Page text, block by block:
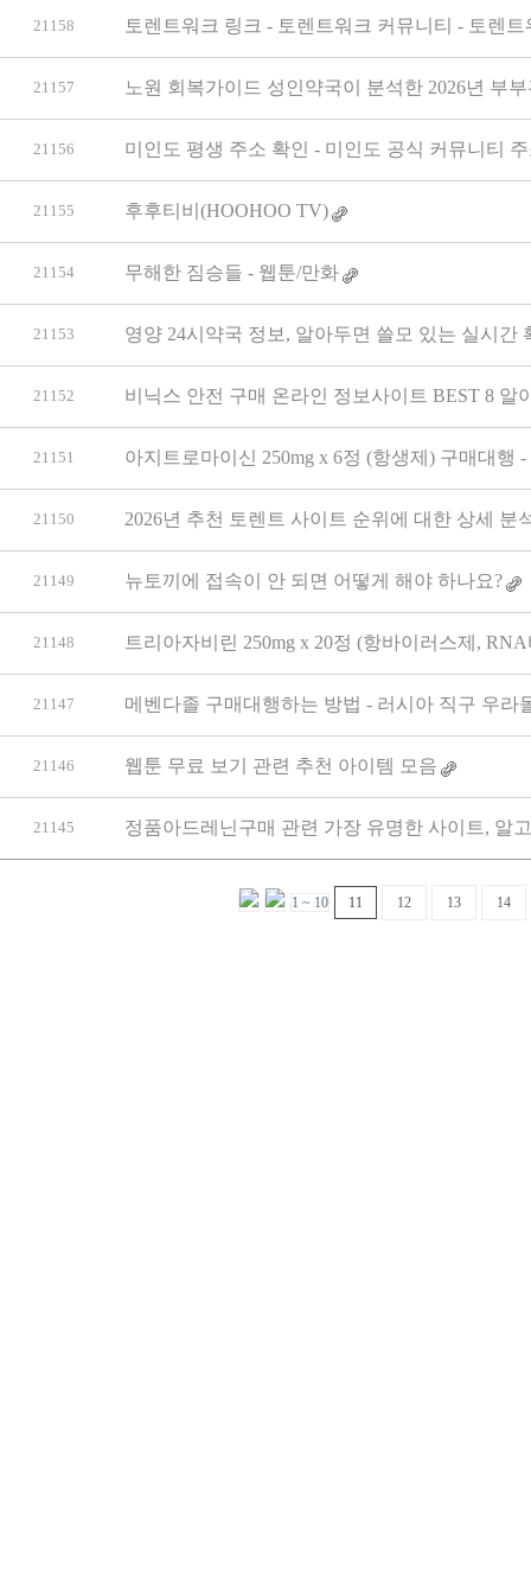
21158 토렌트워크 링크 - 토렌트워크 커뮤니티 - 토렌
21157 노원 회복가이드 성인약국이 분석한 2026년 부
21156 미인도 평생 주소 확인 - 미인도 공식 커뮤니티
21155 후후티비(HOOHOO TV)
21154 무해한 짐승들 - 웹툰/만화
21153 영양 24시약국 정보, 알아두면 쓸모 있는 실시간
21152 비닉스 안전 구매 온라인 정보사이트 BEST 8 알
21151 아지트로마이신 250mg x 6정 (항생제) 구매대행
21150 2026년 추천 토렌트 사이트 순위에 대한 상세 분
21149 뉴토끼에 접속이 안 되면 어떻게 해야 하나요?
21148 트리아자비린 250mg x 20정 (항바이러스제,
21147 메벤다졸 구매대행하는 방법 - 러시아 직구 우라
21146 웹툰 무료 보기 관련 추천 아이템 모음
21145 정품아드레닌구매 관련 가장 유명한 사이트, 알
1 ~ 10 11 12 13 14